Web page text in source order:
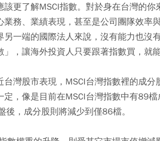
該更了解MSCI指數。對於身在台灣的
業務、業績表現，甚至是公司團隊效率
另一端的國際法人來說，沒有能力也沒
」，讓海外投資人只要跟著指數買，就
台灣股市表現，MSCI台灣指數裡的成
定，像是目前在MSCI台灣指數中有89
後，成分股則將減少到僅86檔。